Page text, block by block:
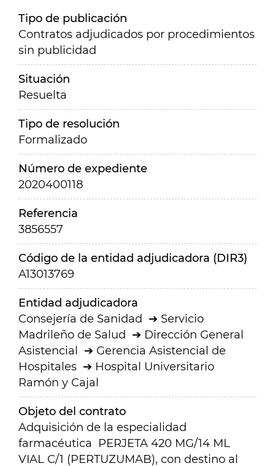
Tipo de publicación
Contratos adjudicados por procedimientos
sin publicidad
Situación
Resuelta
Tipo de resolución
Formalizado
Número de expediente
2020400118
Referencia
3856557
Código de la entidad adjudicadora (DIR3)
A13013769
Entidad adjudicadora
Consejería de Sanidad
Servicio
Madrileño de Salud
Dirección General
Asistencial
Gerencia Asistencial de
Hospitales
Hospital Universitario
Ramón y Cajal
Objeto del contrato
Adquisición de la especialidad
farmacéutica PERJETA 420 MG/14 ML
VIAL C/1 (PERTUZUMAB), con destino al